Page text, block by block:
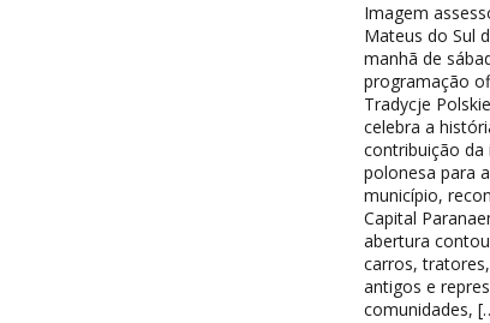
Imagem
Mateus do Sul
manhã de
programação
Tradycje
celebra a
contribuição da
polonesa para
município,
Capital
abertura
carros,
antigos e
comunidades,